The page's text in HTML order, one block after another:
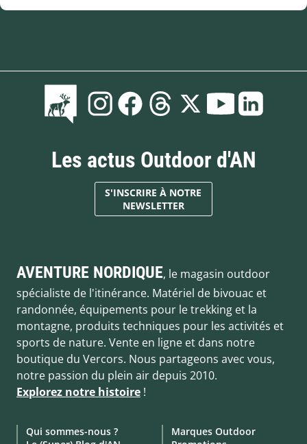
Les actus Outdoor d'AN
S'INSCRIRE À NOTRE
NEWSLETTER
AVENTURE NORDIQUE, le magasin outdoor
spécialiste de l'itinérance. Matériel de bivouac et
randonnée, équipements pour le trekking et la
montagne, produits techniques pour les activités et
sports de nature. Vente en ligne et dans notre
boutique du Vercors. Nous partageons avec vous,
notre passion du plein air depuis 2010.
Explorez notre histoire !
Qui sommes-nous ?
Marques Outdoor